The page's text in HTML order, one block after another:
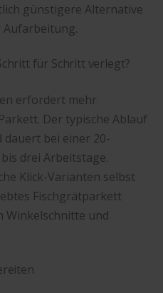
günstigere Alternative
Aufarbeitung.
für Schritt verlegt?
erfordert mehr
Der typische Ablauf
dauert bei einer 20-
drei Arbeitstage.
Klick-Varianten selbst
Fischgrätparkett
Winkelschnitte und